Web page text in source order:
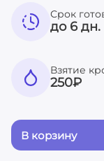
Срок
до 6 дн.
Взятие
250₽
В корзину